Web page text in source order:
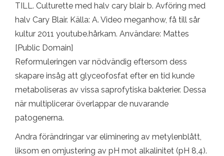
TILL. Culturette med halv cary blair b. Avföring med
halv Cary Blair. Källa: A. Video meganhow, få till sår
kultur 2011 youtube.hårkam. Användare: Mattes
[Public Domain]
Reformuleringen var nödvändig eftersom dess
skapare insåg att glyceofosfat efter en tid kunde
metaboliseras av vissa saprofytiska bakterier. Dessa
när multiplicerar överlappar de nuvarande
patogenerna.
Andra förändringar var eliminering av metylenblått,
liksom en omjustering av pH mot alkalinitet (pH 8,4).